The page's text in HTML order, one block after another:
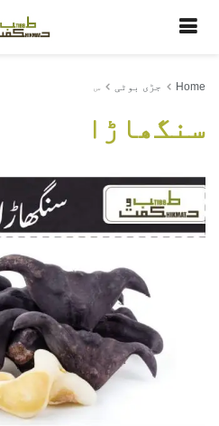
Home جڑی بوٹی س
سنگھاڑا